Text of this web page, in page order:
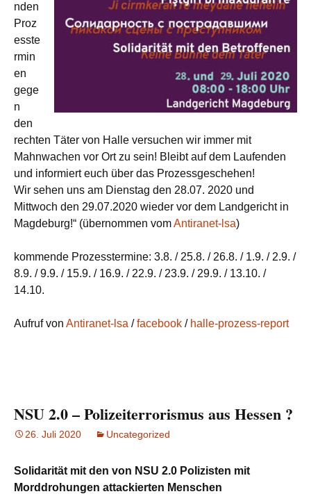
nden
Proz
esste
rmin
en
gege
n
den
rechten Täter von Halle versuchen wir immer mit
Mahnwachen vor Ort zu sein! Bleibt auf dem Laufenden
und informiert euch über das Prozessgeschehen!
Wir sehen uns am Dienstag den 28.07. 2020 und
Mittwoch den 29.07.2020 wieder vor dem Landgericht in
Magdeburg!“ (übernommen vomAntiranet-lsa)
kommende Prozesstermine: 3.8. / 25.8. / 26.8. / 1.9. / 2.9. /
8.9. / 9.9. / 15.9. / 16.9. / 22.9. / 23.9. / 29.9. / 13.10. /
14.10.
Aufruf von Antiranet-lsa /facebook / halle-prozess-report
NSU 2.0 – Polizeiterrorismus aus Hessen ?
26. Juli 2020 Uncategorized
Solidarität mit den von NSU 2.0 Polizisten mit
Morddrohungen attackierten Menschen